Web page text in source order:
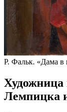
Р. Фальк. «Дама в
Художница
Лемпицка